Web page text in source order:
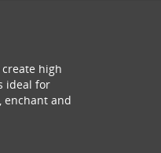
high
ideal for
enchant and